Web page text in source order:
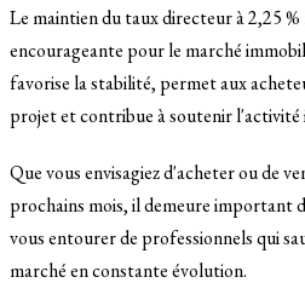
Le maintien du taux directeur à 2,25
encourageante pour le marché
favorise la stabilité, permet aux
projet et contribue à soutenir l'activité
Que vous envisagiez d'acheter ou de
prochains mois, il demeure important
vous entourer de professionnels qui
marché en constante évolution.